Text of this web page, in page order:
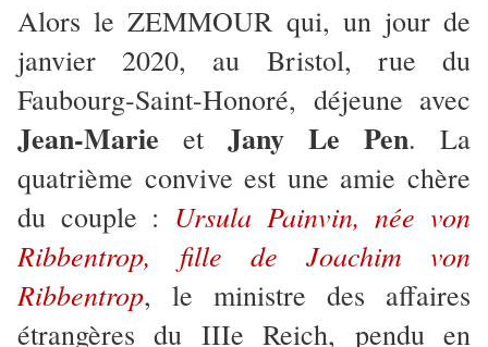
Alors le ZEMMOUR qui, un jour de
janvier 2020, au Bristol, rue du
Faubourg-Saint-Honoré, déjeune avec
Jean-Marie et Jany Le Pen. La
quatrième convive est une amie chère
du couple : Ursula Painvin, née von
Ribbentrop, fille de Joachim von
Ribbentrop, le ministre des affaires
étrangères du IIIe Reich, pendu en